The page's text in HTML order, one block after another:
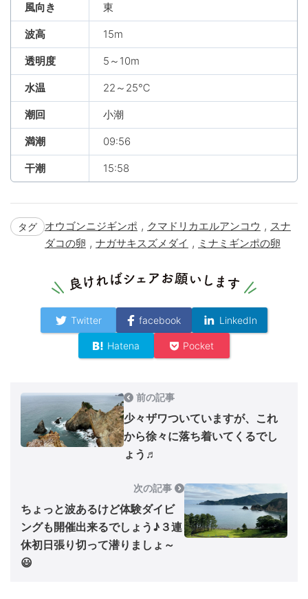
風向き 東
波高 15m
透明度 5～10m
水温 22～25℃
潮回 小潮
満潮 09:56
干潮 15:58
タグ オウゴンニジギンポ , クマドリカエルアンコウ , スナ
ダコの卵 , ナガサキスズメダイ , ミナミギンポの卵
Twitter facebook LinkedIn
Hatena Pocket
前の記事
少々ザワついていますが、これ
から徐々に落ち着いてくるでし
ょう♬
次の記事
ちょっと波あるけど体験ダイビ
ングも開催出来るでしょう♪３連
休初日張り切って潜りましょ～
😃